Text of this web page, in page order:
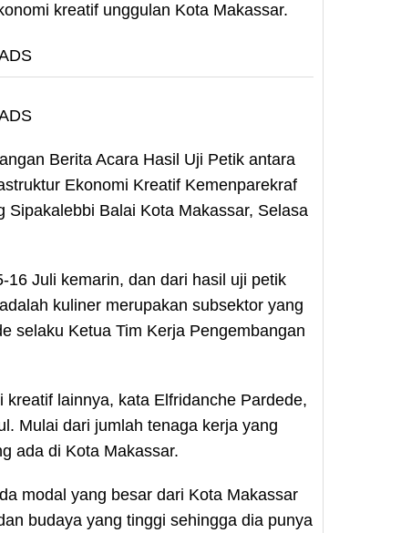
kreatif unggulan Kota Makassar.
Berita Acara Hasil Uji Petik antara
Ekonomi Kreatif Kemenparekraf
Balai Kota Makassar, Selasa
16 Juli kemarin, dan dari hasil uji petik
kuliner merupakan subsektor yang
selaku Ketua Tim Kerja Pengembangan
lainnya, kata Elfridanche Pardede,
Mulai dari jumlah tenaga kerja yang
ada di Kota Makassar.
modal yang besar dari Kota Makassar
budaya yang tinggi sehingga dia punya